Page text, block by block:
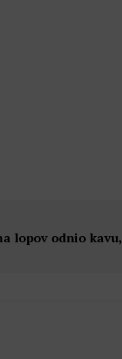
lopov odnio kavu,